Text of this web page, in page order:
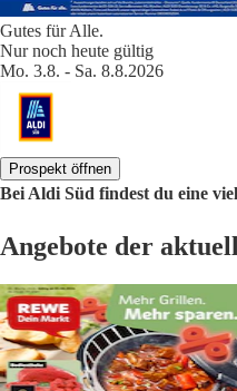
Gutes für Alle.
Nur noch heute gültig
Mo. 3.8. - Sa. 8.8.2026
Prospekt öffnen
Bei Aldi Süd findest du eine
Angebote der